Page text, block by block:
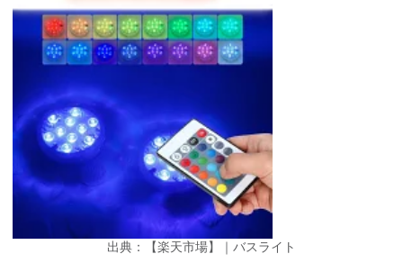
出典：【楽天市場】｜バスライト